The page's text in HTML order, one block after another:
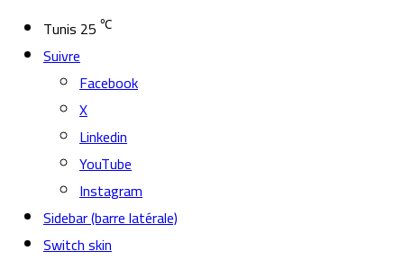
Tunis 25 ℃
Suivre
Facebook
X
Linkedin
YouTube
Instagram
Sidebar (barre latérale)
Switch skin